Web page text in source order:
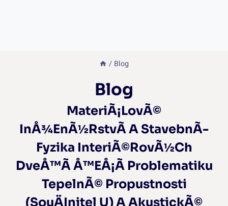
/ Blog
Blog
MateriÃ¡lovÃ©
InÅ¾enÃ½rstvÃ­ A StavebnÃ­
Fyzika InteriÃ©rovÃ½ch
DveÅ™Ã­ Å™eÅ¡Ã­ Problematiku
TepelnÃ© Propustnosti
(souÄinitel U) A AkustickÃ©